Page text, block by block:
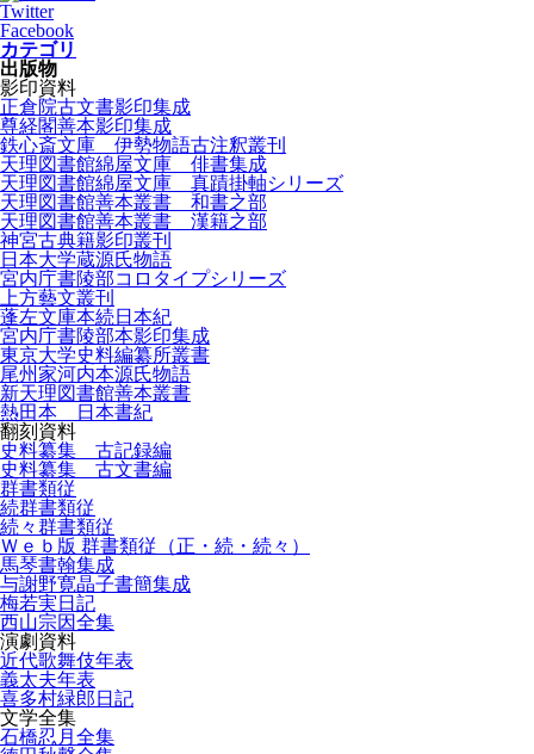
Twitter
Facebook
カテゴリ
出版物
影印資料
正倉院古文書影印集成
尊経閣善本影印集成
鉄心斎文庫 伊勢物語古注釈叢刊
天理図書館綿屋文庫 俳書集成
天理図書館綿屋文庫 真蹟掛軸シリーズ
天理図書館善本叢書 和書之部
天理図書館善本叢書 漢籍之部
神宮古典籍影印叢刊
日本大学蔵源氏物語
宮内庁書陵部コロタイプシリーズ
上方藝文叢刊
蓬左文庫本続日本紀
宮内庁書陵部本影印集成
東京大学史料編纂所叢書
尾州家河内本源氏物語
新天理図書館善本叢書
熱田本 日本書紀
翻刻資料
史料纂集 古記録編
史料纂集 古文書編
群書類従
続群書類従
続々群書類従
Ｗｅｂ版 群書類従（正・続・続々）
馬琴書翰集成
与謝野寛晶子書簡集成
梅若実日記
西山宗因全集
演劇資料
近代歌舞伎年表
義太夫年表
喜多村緑郎日記
文学全集
石橋忍月全集